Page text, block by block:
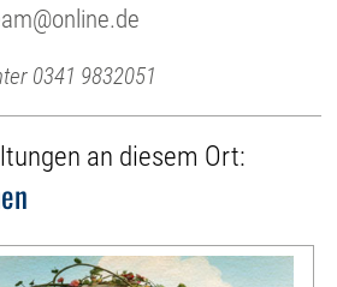
0341 9832051
an diesem Ort: